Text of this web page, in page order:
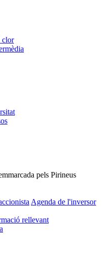
clor
Agenda de l'inversor
rellevant